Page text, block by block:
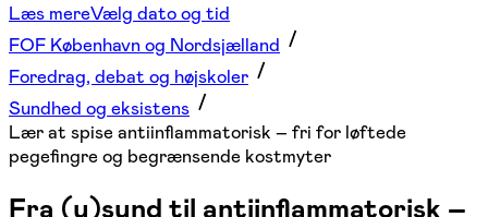
Læs mereVælg dato og tid
FOF København og Nordsjælland
Foredrag, debat og højskoler
Sundhed og eksistens
Lær at spise antiinflammatorisk – fri for løftede
pegefingre og begrænsende kostmyter
Fra (u)sund til antiinflammatorisk –